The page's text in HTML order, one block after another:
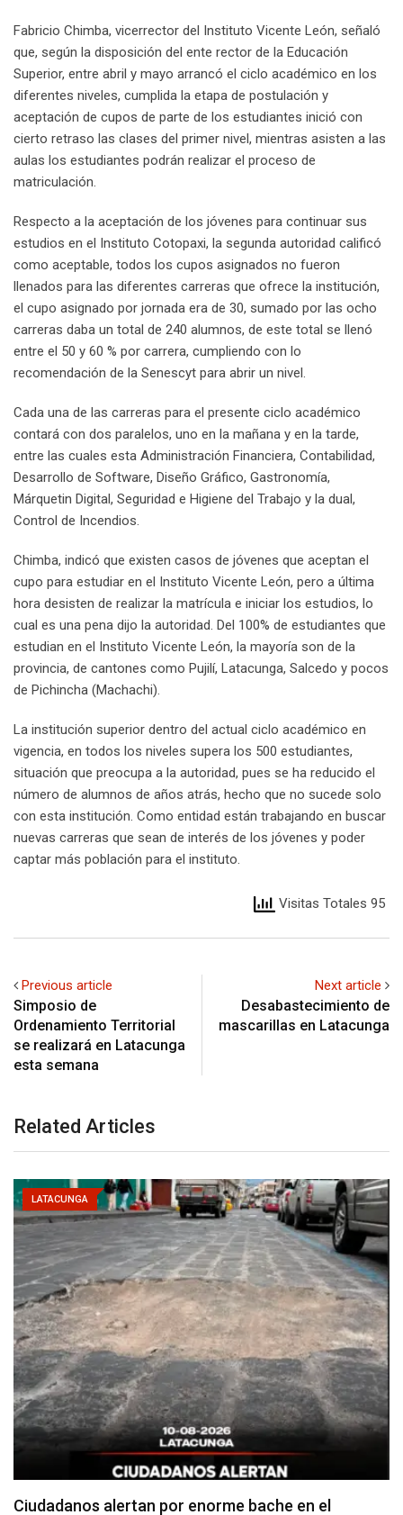
Fabricio Chimba, vicerrector del Instituto Vicente León, señaló
que, según la disposición del ente rector de la Educación
Superior, entre abril y mayo arrancó el ciclo académico en los
diferentes niveles, cumplida la etapa de postulación y
aceptación de cupos de parte de los estudiantes inició con
cierto retraso las clases del primer nivel, mientras asisten a las
aulas los estudiantes podrán realizar el proceso de
matriculación.
Respecto a la aceptación de los jóvenes para continuar sus
estudios en el Instituto Cotopaxi, la segunda autoridad calificó
como aceptable, todos los cupos asignados no fueron
llenados para las diferentes carreras que ofrece la institución,
el cupo asignado por jornada era de 30, sumado por las ocho
carreras daba un total de 240 alumnos, de este total se llenó
entre el 50 y 60 % por carrera, cumpliendo con lo
recomendación de la Senescyt para abrir un nivel.
Cada una de las carreras para el presente ciclo académico
contará con dos paralelos, uno en la mañana y en la tarde,
entre las cuales esta Administración Financiera, Contabilidad,
Desarrollo de Software, Diseño Gráfico, Gastronomía,
Márquetin Digital, Seguridad e Higiene del Trabajo y la dual,
Control de Incendios.
Chimba, indicó que existen casos de jóvenes que aceptan el
cupo para estudiar en el Instituto Vicente León, pero a última
hora desisten de realizar la matrícula e iniciar los estudios, lo
cual es una pena dijo la autoridad. Del 100% de estudiantes que
estudian en el Instituto Vicente León, la mayoría son de la
provincia, de cantones como Pujilí, Latacunga, Salcedo y pocos
de Pichincha (Machachi).
La institución superior dentro del actual ciclo académico en
vigencia, en todos los niveles supera los 500 estudiantes,
situación que preocupa a la autoridad, pues se ha reducido el
número de alumnos de años atrás, hecho que no sucede solo
con esta institución. Como entidad están trabajando en buscar
nuevas carreras que sean de interés de los jóvenes y poder
captar más población para el instituto.
Visitas Totales 95
Previous article
Simposio de
Ordenamiento Territorial
se realizará en Latacunga
esta semana
Next article
Desabastecimiento de
mascarillas en Latacunga
Related Articles
LATACUNGA
Denuncian falta de señalización en zonas de